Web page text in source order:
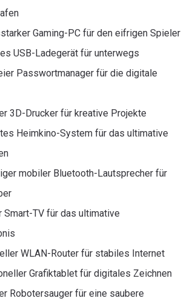
Gaming-PC für den eifrigen Spieler
USB-Ladegerät für unterwegs
Passwortmanager für die digitale
3D-Drucker für kreative Projekte
Heimkino-System für das ultimative
mobiler Bluetooth-Lautsprecher für
Smart-TV für das ultimative
WLAN-Router für stabiles Internet
Grafiktablet für digitales Zeichnen
Robotersauger für eine saubere